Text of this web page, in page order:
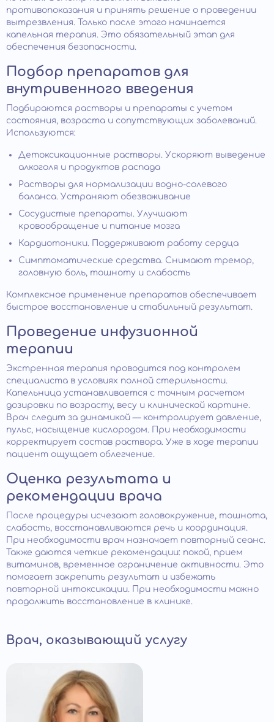
противопоказания и принять решение о проведении
вытрезвления. Только после этого начинается
капельная терапия. Это обязательный этап для
обеспечения безопасности.
Подбор препаратов для
внутривенного введения
Подбираются растворы и препараты с учетом
состояния, возраста и сопутствующих заболеваний.
Используются:
Детоксикационные растворы. Ускоряют выведение
алкоголя и продуктов распада
Растворы для нормализации водно-солевого
баланса. Устраняют обезвоживание
Сосудистые препараты. Улучшают
кровообращение и питание мозга
Кардиотоники. Поддерживают работу сердца
Симптоматические средства. Снимают тремор,
головную боль, тошноту и слабость
Комплексное применение препаратов обеспечивает
быстрое восстановление и стабильный результат.
Проведение инфузионной
терапии
Экстренная терапия проводится под контролем
специалиста в условиях полной стерильности.
Капельница устанавливается с точным расчетом
дозировки по возрасту, весу и клинической картине.
Врач следит за динамикой — контролирует давление,
пульс, насыщение кислородом. При необходимости
корректирует состав раствора. Уже в ходе терапии
пациент ощущает облегчение.
Оценка результата и
рекомендации врача
После процедуры исчезают головокружение, тошнота,
слабость, восстанавливаются речь и координация.
При необходимости врач назначает повторный сеанс.
Также даются четкие рекомендации: покой, прием
витаминов, временное ограничение активности. Это
помогает закрепить результат и избежать
повторной интоксикации. При необходимости можно
продолжить восстановление в клинике.
Врач, оказывающий услугу